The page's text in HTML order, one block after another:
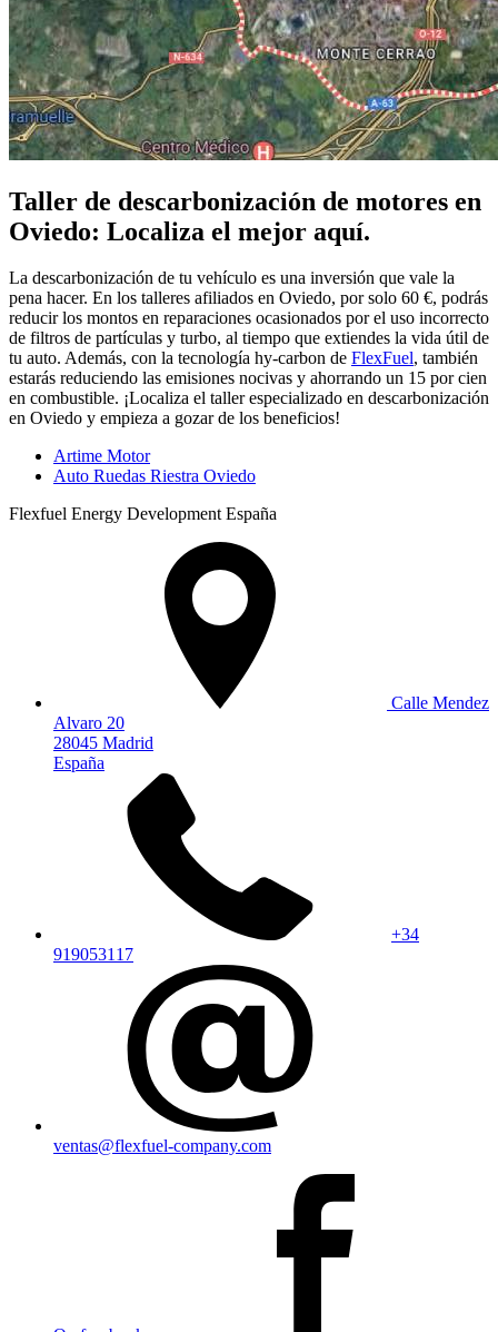
Taller de descarbonización de motores en
Oviedo: Localiza el mejor aquí.
La descarbonización de tu vehículo es una inversión que vale la
pena hacer. En los talleres afiliados en Oviedo, por solo 60 €, podrás
reducir los montos en reparaciones ocasionados por el uso incorrecto
de filtros de partículas y turbo, al tiempo que extiendes la vida útil de
tu auto. Además, con la tecnología hy-carbon de FlexFuel, también
estarás reduciendo las emisiones nocivas y ahorrando un 15 por cien
en combustible. ¡Localiza el taller especializado en descarbonización
en Oviedo y empieza a gozar de los beneficios!
Artime Motor
Auto Ruedas Riestra Oviedo
Flexfuel Energy Development España
Calle Mendez
Alvaro 20
28045 Madrid
España
+34
919053117
ventas@flexfuel-company.com